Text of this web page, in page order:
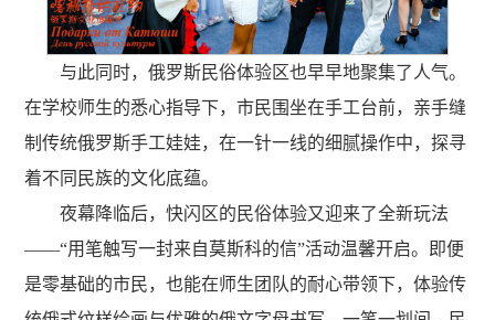
与此同时，俄罗斯民俗体验区也早早地聚集了人气。
在学校师生的悉心指导下，市民围坐在手工台前，亲手缝
制传统俄罗斯手工娃娃，在一针一线的细腻操作中，探寻
着不同民族的文化底蕴。
夜幕降临后，快闪区的民俗体验又迎来了全新玩法
——“用笔触写一封来自莫斯科的信”活动温馨开启。即便
是零基础的市民，也能在师生团队的耐心带领下，体验传